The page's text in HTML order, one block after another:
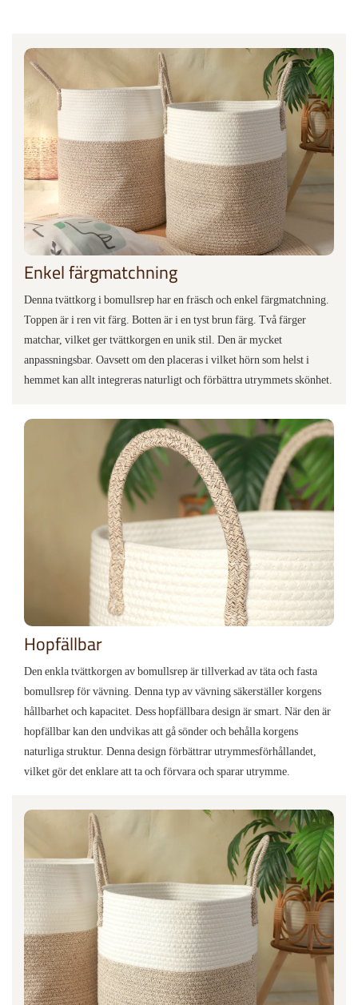
Enkel färgmatchning
Denna tvättkorg i bomullsrep har en fräsch och enkel färgmatchning.
Toppen är i ren vit färg. Botten är i en tyst brun färg. Två färger
matchar, vilket ger tvättkorgen en unik stil. Den är mycket
anpassningsbar. Oavsett om den placeras i vilket hörn som helst i
hemmet kan allt integreras naturligt och förbättra utrymmets skönhet.
Hopfällbar
Den enkla tvättkorgen av bomullsrep är tillverkad av täta och fasta
bomullsrep för vävning. Denna typ av vävning säkerställer korgens
hållbarhet och kapacitet. Dess hopfällbara design är smart. När den är
hopfällbar kan den undvikas att gå sönder och behålla korgens
naturliga struktur. Denna design förbättrar utrymmesförhållandet,
vilket gör det enklare att ta och förvara och sparar utrymme.